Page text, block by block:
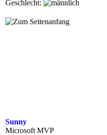
Geschlecht:
Sunny
Microsoft MVP